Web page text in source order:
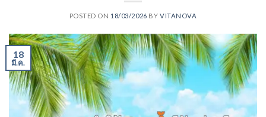
POSTED ON 18/03/2026 BY VITANOVA
18
มี.ค.